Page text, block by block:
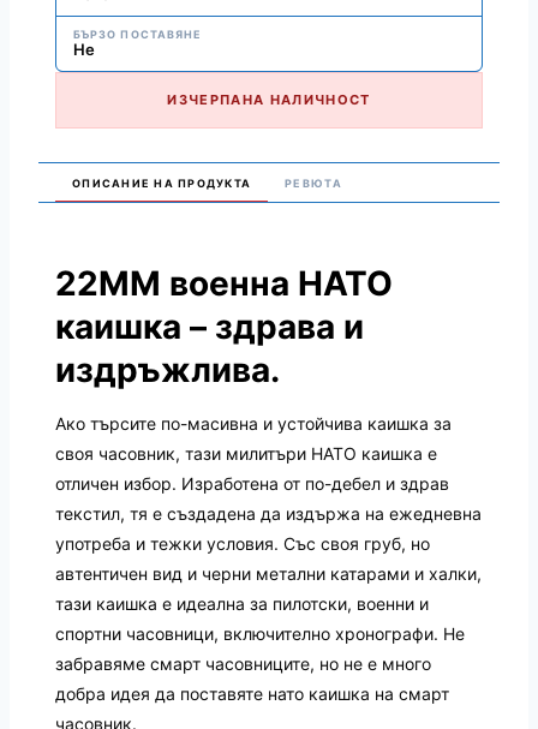
БЪРЗО ПОСТАВЯНЕ
Не
ИЗЧЕРПАНА НАЛИЧНОСТ
ОПИСАНИЕ НА ПРОДУКТА РЕВЮТА
22ММ военна НАТО
каишка – здрава и
издръжлива.
Ако търсите по-масивна и устойчива каишка за
своя часовник, тази милитъри НАТО каишка е
отличен избор. Изработена от по-дебел и здрав
текстил, тя е създадена да издържа на ежедневна
употреба и тежки условия. Със своя груб, но
автентичен вид и черни метални катарами и халки,
тази каишка е идеална за пилотски, военни и
спортни часовници, включително хронографи. Не
забравяме смарт часовниците, но не е много
добра идея да поставяте нато каишка на смарт
часовник.